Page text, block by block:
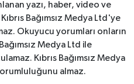
yazı, haber, video ve
Bağımsız Medya Ltd'ye
Okuyucu yorumları onların
Medya Ltd ile
Kıbrıs Bağımsız Medya
almaz.